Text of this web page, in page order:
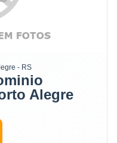
- RS
Alegre